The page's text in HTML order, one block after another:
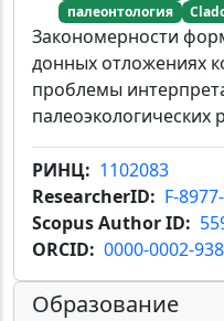
палеонтология
Закономерности
донных отложениях
проблемы
палеоэкологических
РИНЦ
1102083
ResearcherID
F-
Scopus Author ID
ORCID
0000-0002-
Образование